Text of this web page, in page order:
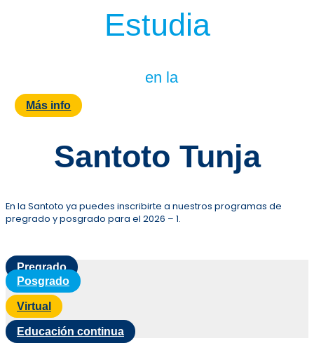
Estudia
en la
Más info
Santoto Tunja
En la Santoto ya puedes inscribirte a nuestros programas de
pregrado y posgrado para el 2026 – 1.
Pregrado
Posgrado
Virtual
Educación continua